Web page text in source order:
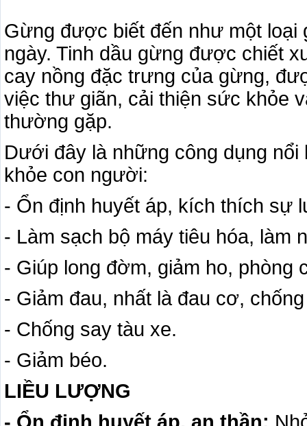
Gừng được biết đến như một loại
ngày. Tinh dầu gừng được chiết
cay nồng đặc trưng của gừng,
việc thư giãn, cải thiện sức khỏe
thường gặp.
Dưới đây là những công dụng
khỏe con người:
- Ổn định huyết áp, kích thích sự
- Làm sạch bộ máy tiêu hóa, làm
- Giúp long đờm, giảm ho, phòng
- Giảm đau, nhất là đau cơ,
- Chống say tàu xe.
- Giảm béo.
LIỀU LƯỢNG